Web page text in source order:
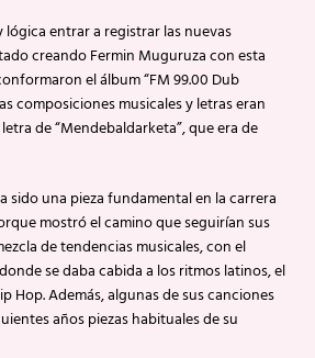
entrar a registrar las nuevas
creando Fermin Muguruza con esta
el álbum “FM 99.00 Dub
composiciones musicales y letras eran
de “Mendebaldarketa”, que era de
sido una pieza fundamental en la carrera
mostró el camino que seguirían sus
de tendencias musicales, con el
se daba cabida a los ritmos latinos, el
Hop. Además, algunas de sus canciones
años piezas habituales de su